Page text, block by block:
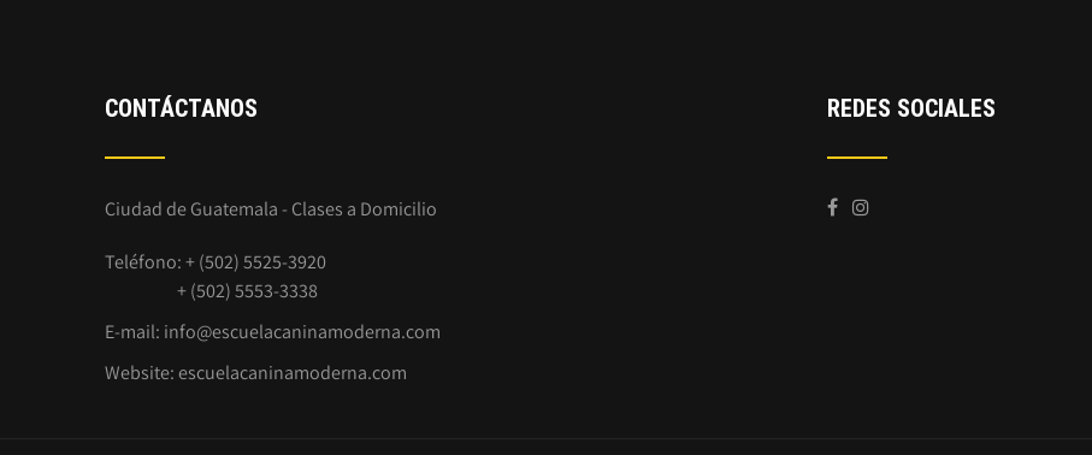
CONTÁCTANOS
Ciudad de Guatemala - Clases a Domicilio
Teléfono: + (502) 5525-3920
+ (502) 5553-3338
E-mail: info@escuelacaninamoderna.com
Website:escuelacaninamoderna.com
REDES SOCIALES